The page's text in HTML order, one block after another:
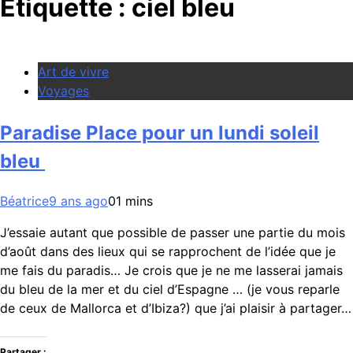
Étiquette : ciel bleu
Art de vivre
Voyages
Paradise Place pour un lundi soleil
bleu
Béatrice9 ans ago01 mins
J’essaie autant que possible de passer une partie du mois
d’août dans des lieux qui se rapprochent de l’idée que je
me fais du paradis… Je crois que je ne me lasserai jamais
du bleu de la mer et du ciel d’Espagne … (je vous reparle
de ceux de Mallorca et d’Ibiza?) que j’ai plaisir à partager…